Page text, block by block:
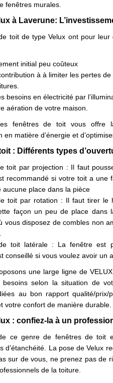
fenêtres murales.
à Laverune:
toit de type Velux ont pour
initial peu coûteux
à à limiter les pertes
besoins en électricité par
aération de votre maison.
fenêtres de toit vous offre
en matière d’énergie et
: Différents types
toit par projection : Il faut
recommandé si votre toit a une
aucune place dans la pièce
toit par rotation : Il faut tirer
façon un peu de place dans
vous disposez de combles non
toit latérale : La fenêtre est
conseillé si vous voulez avoir un
une large ligne de
besoins selon la situation de
au bon rapport qualité/prix/
votre confort de manière durable.
: confiez-la à un
de ce genre de fenêtres de toit
d’étanchéité. La pose de Velux
sur de vous, ne prenez pas de
de la toiture.